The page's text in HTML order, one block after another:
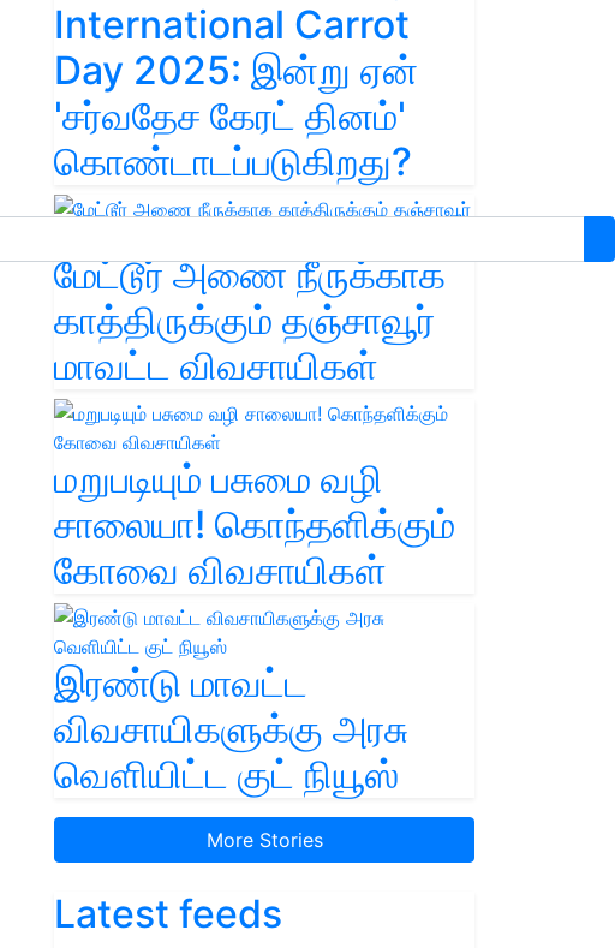
International Carrot
Day 2025: இன்று ஏன்
'சர்வதேச கேரட் தினம்'
கொண்டாடப்படுகிறது?
மேட்டூர் அணை நீருக்காக
காத்திருக்கும் தஞ்சாவூர்
மாவட்ட விவசாயிகள்
மறுபடியும் பசுமை வழி
சாலையா! கொந்தளிக்கும்
கோவை விவசாயிகள்
இரண்டு மாவட்ட
விவசாயிகளுக்கு அரசு
வெளியிட்ட குட் நியூஸ்
More Stories
Latest feeds